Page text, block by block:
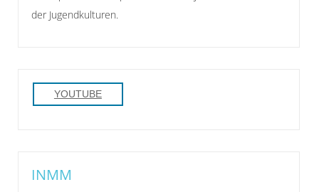
der Jugendkulturen.
YOUTUBE
INMM